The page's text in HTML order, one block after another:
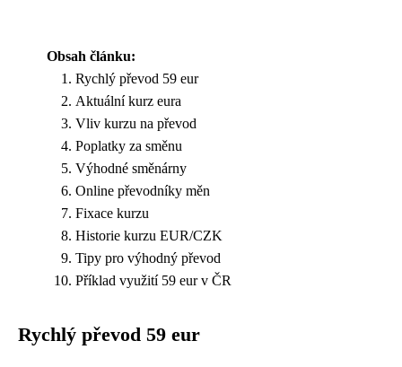
Obsah článku:
Rychlý převod 59 eur
Aktuální kurz eura
Vliv kurzu na převod
Poplatky za směnu
Výhodné směnárny
Online převodníky měn
Fixace kurzu
Historie kurzu EUR/CZK
Tipy pro výhodný převod
Příklad využití 59 eur v ČR
Rychlý převod 59 eur